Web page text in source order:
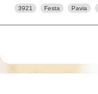
3921 Festa Pavia